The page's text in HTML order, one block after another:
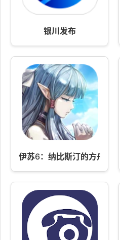
银川发布
伊苏6：纳比斯汀的方舟